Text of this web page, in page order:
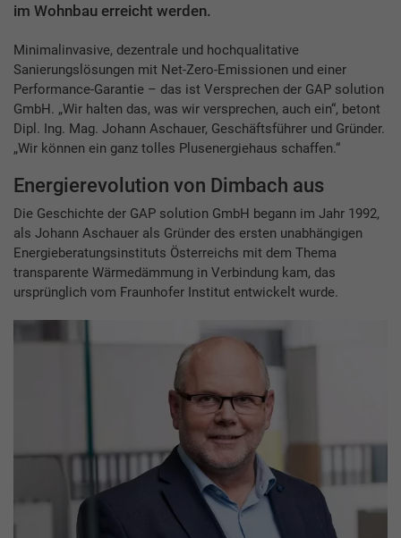
im Wohnbau erreicht werden.
Minimalinvasive, dezentrale und hochqualitative
Sanierungslösungen mit Net-Zero-Emissionen und einer
Performance-Garantie – das ist Versprechen der GAP solution
GmbH. „Wir halten das, was wir versprechen, auch ein“, betont
Dipl. Ing. Mag. Johann Aschauer, Geschäftsführer und Gründer.
„Wir können ein ganz tolles Plusenergiehaus schaffen.“
Energierevolution von Dimbach aus
Die Geschichte der GAP solution GmbH begann im Jahr 1992,
als Johann Aschauer als Gründer des ersten unabhängigen
Energieberatungsinstituts Österreichs mit dem Thema
transparente Wärmedämmung in Verbindung kam, das
ursprünglich vom Fraunhofer Institut entwickelt wurde.